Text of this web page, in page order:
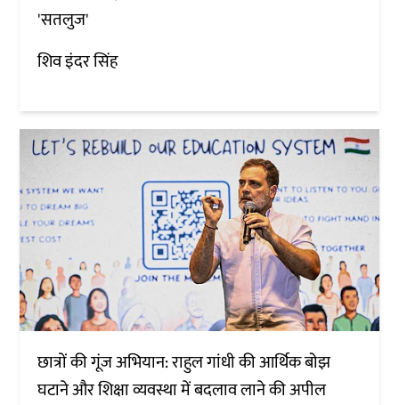
'सतलुज'
शिव इंदर सिंह
छात्रों की गूंज अभियान: राहुल गांधी की आर्थिक बोझ
घटाने और शिक्षा व्यवस्था में बदलाव लाने की अपील